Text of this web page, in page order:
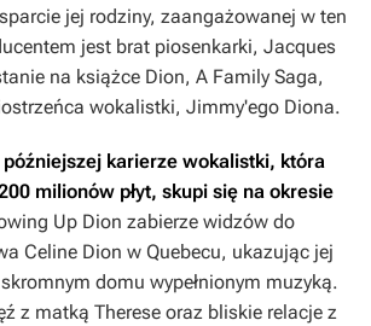
jej rodziny, zaangażowanej w ten
jest brat piosenkarki, Jacques
na książce Dion, A Family Saga,
wokalistki, Jimmy'ego Diona.
karierze wokalistki, która
milionów płyt, skupi się na okresie
Up Dion zabierze widzów do
Celine Dion w Quebecu, ukazując jej
domu wypełnionym muzyką.
z matką Therese oraz bliskie relacje z